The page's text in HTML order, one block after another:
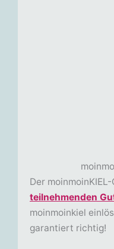
Der
teilnehmenden
moinmoinkiel
garantiert richtig!